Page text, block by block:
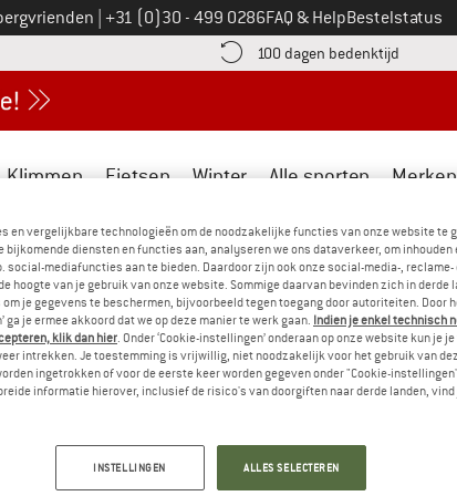
Bel ons op
+31 (0)30 - 499 0286FAQ & HelpBestelstatus
vind de betalingsinformatie hier! Opent in een infovak
100 dagen bedenktijd Vind
Klimmen Fietsen Winter Alle sporten Merken
Heinen Leder dragen het TerraCare-label. Dit
voor werknemers, evenals een
in de leerproductie en een lager waterverbruik.
en vergelijkbare technologieën om de noodzakelijke functies van onze website te
bijkomende diensten en functies aan, analyseren we ons dataverkeer, om inhouden
social-mediafuncties aan te bieden. Daardoor zijn ook onze social-media-, reclame-
hoogte van je gebruik van onze website. Sommige daarvan bevinden zich in derde
je gegevens te beschermen, bijvoorbeeld tegen toegang door autoriteiten. Door
ga je ermee akkoord dat we op deze manier te werk gaan. Indien je enkel technisch
klik dan hier. Onder ‘Cookie-instellingen’ onderaan op onze website kun je
intrekken. Je toestemming is vrijwillig, niet noodzakelijk voor het gebruik van
ingetrokken of voor de eerste keer worden gegeven onder "Cookie-
informatie hierover, inclusief de risico's van doorgiften naar derde landen, vind
INSTELLINGEN ALLES SELECTEREN